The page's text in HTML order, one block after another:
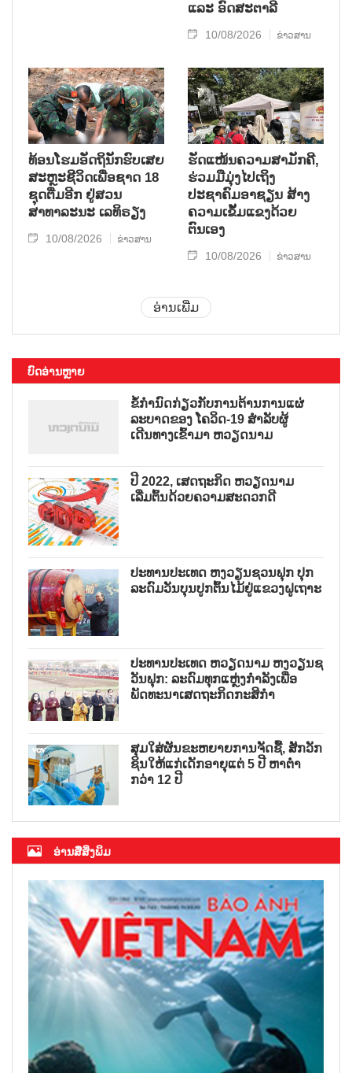
ແລະ ອົດສະຕາລີ
10/08/2026 ຂ່າວສານ
ທ້ອນໂຮມອັດຖິນັກຮົບເສຍ
ສະຫຼະຊີວິດເພື່ອຊາດ 18
ຊຸດຕື່ມອີກ ຢູ່ສວນ
ສາທາລະນະ ເລທິຣຽງ
10/08/2026 ຂ່າວສານ
ຮັດແໜ້ນຄວາມສາມັກຄີ,
ຮ່ວມມືມຸ່ງໄປເຖິງ
ປະຊາຄົມອາຊຽນ ສ້າງ
ຄວາມເຂັ້ມແຂງດ້ວຍ
ຕົນເອງ
10/08/2026 ຂ່າວສານ
ອ່ານເພີ່ມ
ບົດອ່ານຫຼາຍ
ຂໍ້ກຳນົດກ່ຽວກັບການຕ້ານການແຜ່
ລະບາດຂອງ ໂຄວິດ-19 ສຳລັບຜູ້
ເດີນທາງເຂົ້າມາ ຫວຽດນາມ
ປີ 2022, ເສດຖະກິດ ຫວຽດນາມ
ເລີ່ມຕົ້ນດ້ວຍຄວາມສະດວກດີ
ປະທານປະເທດ ຫງວຽນຊວນຟຸກ ປຸກ
ລະດົມວັນບຸນປູກຕົ້ນໄມ້ຢູ່ແຂວງຝູເຖາະ
ປະທານປະເທດ ຫວຽດນາມ ຫງວຽນຊ
ວັນຟຸກ: ລະດົມທຸກແຫຼ່ງກຳລັງເພື່ອ
ພັດທະນາເສດຖະກິດກະສິກຳ
ສຸມໃສ່ຜັນຂະຫຍາຍການຈັດຊື້, ສັກວັກ
ຊິນໃຫ້ແກ່ເດັກອາຍຸແຕ່ 5 ປີ ຫາຕ່ຳ
ກວ່າ 12 ປີ
ອ່ານສື່ສິ່ງພິມ